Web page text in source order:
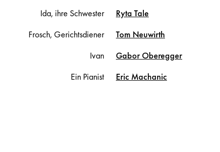
Ida, ihre Schwester Ryta Tale
Frosch, Gerichtsdiener
Tom Neuwirth
Ivan
GaborOberegger
Ein Pianist
Eric Machanic